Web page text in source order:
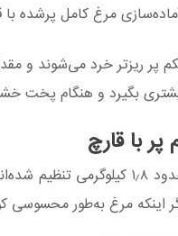
مرغ کامل پرشده
ریزتر خرد می‌شوند و
بگیرد و هنگام پخت
با قارچ
مقادیر زیر برای یک مرغ کامل
اینکه مرغ به‌طور محسوسی